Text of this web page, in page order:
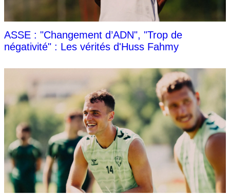
ASSE : "Changement d’ADN", "Trop de
négativité" : Les vérités d'Huss Fahmy